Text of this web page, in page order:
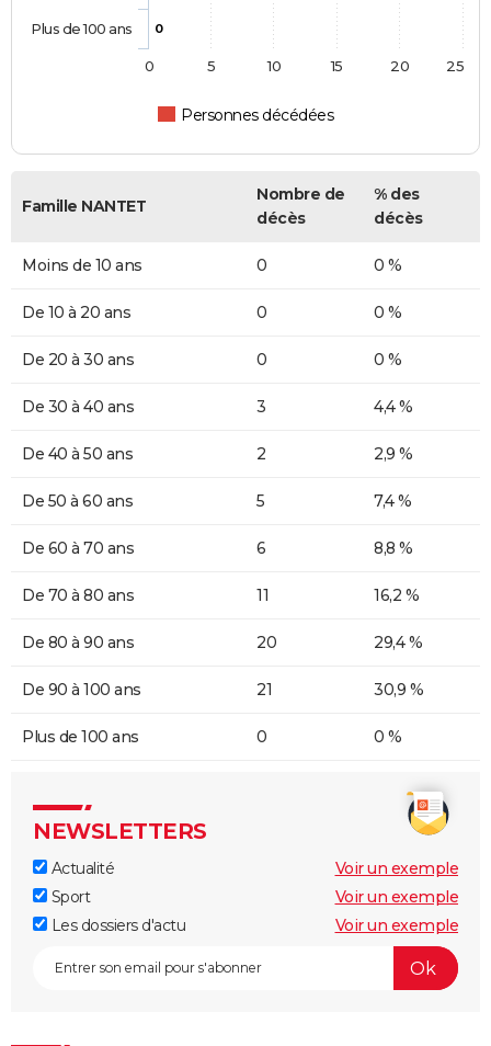
0
Personnes décédées
Plus de 100 ans
0 5 10 15 20 25
Famille NANTET
Nombre de
décès
% des
décès
Moins de 10 ans 0 0 %
De 10 à 20 ans 0 0 %
De 20 à 30 ans 0 0 %
De 30 à 40 ans 3 4,4 %
De 40 à 50 ans 2 2,9 %
De 50 à 60 ans 5 7,4 %
De 60 à 70 ans 6 8,8 %
De 70 à 80 ans 11 16,2 %
De 80 à 90 ans 20 29,4 %
De 90 à 100 ans 21 30,9 %
Plus de 100 ans 0 0 %
NEWSLETTERS
Actualité
Voir un exemple
Sport
Voir un exemple
Les dossiers d'actu
Voir un exemple